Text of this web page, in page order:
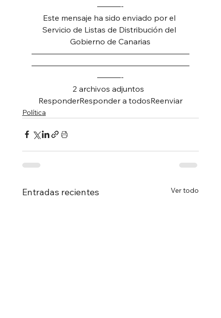
———-
Este mensaje ha sido enviado por el
Servicio de Listas de Distribución del
Gobierno de Canarias
————————————————————
————————————————————
———-
2 archivos adjuntos
ResponderResponder a todosReenviar
Política
Entradas recientes Ver todo